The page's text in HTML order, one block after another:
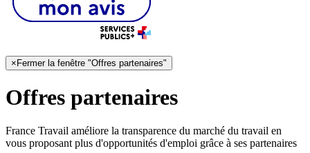
×Fermer la fenêtre "Offres partenaires"
Offres partenaires
France Travail améliore la transparence du marché du travail en
vous proposant plus d'opportunités d'emploi grâce à ses partenaires